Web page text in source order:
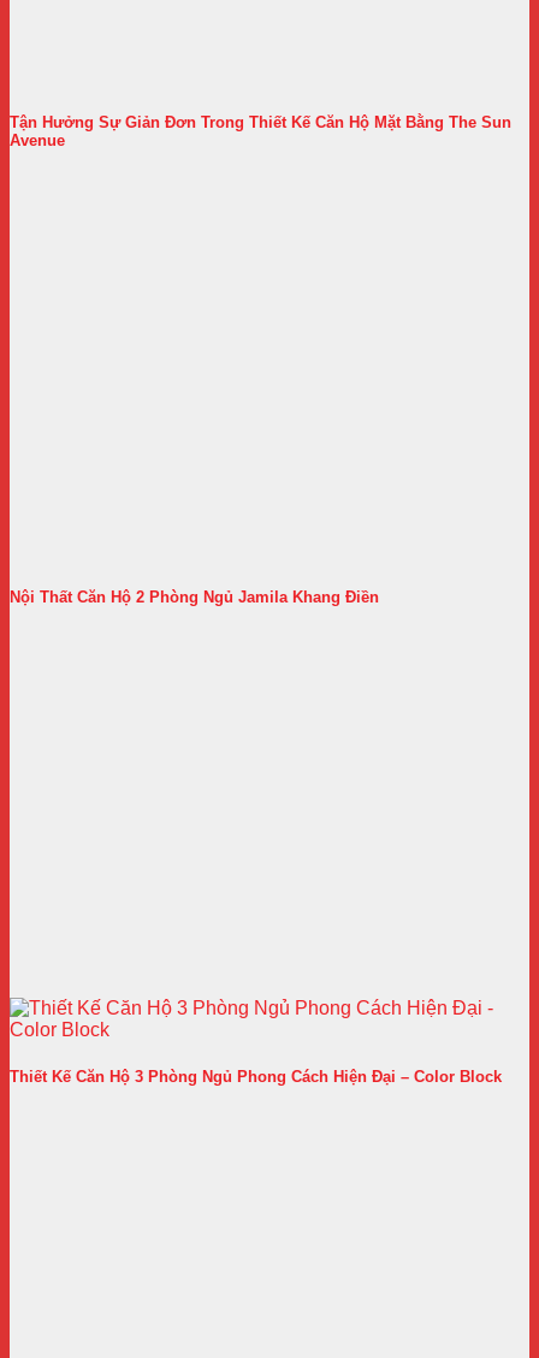
Tận Hưởng Sự Giản Đơn Trong Thiết Kế Căn Hộ Mặt Bằng The Sun
Avenue
Nội Thất Căn Hộ 2 Phòng Ngủ Jamila Khang Điền
Thiết Kế Căn Hộ 3 Phòng Ngủ Phong Cách Hiện Đại – Color Block